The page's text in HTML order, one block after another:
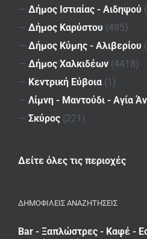
— Δήμος Ιστιαίας - Αιδηψού
— Δήμος Καρύστου (485)
— Δήμος Κύμης - Αλιβερίου
— Δήμος Χαλκιδέων (4418)
— Κεντρική Εύβοια (1)
— Λίμνη - Μαντούδι - Αγία
— Σκύρος (221)
Δείτε όλες τις περιοχές
ΔΗΜΟΦΙΛΕΙΣ ΑΝΑΖΗΤΗΣΕΙΣ
Bar - Ξαπλώστρες - Καφέ -